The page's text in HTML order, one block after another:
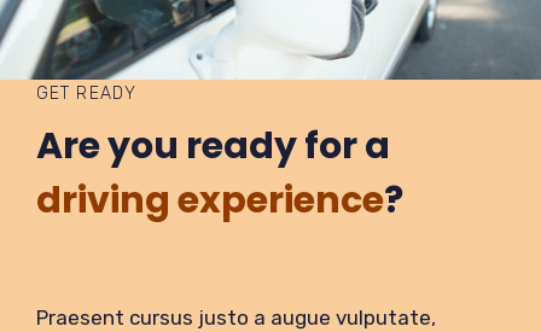
GET READY
Are you ready for a
driving experience?
Praesent cursus justo a augue vulputate,